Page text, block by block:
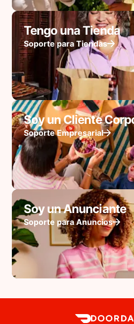
Tengo una Tienda
Soporte para Tiendas
Soy un Cliente
Soporte Empresarial
Soy un Anunciante
Soporte para Anuncios